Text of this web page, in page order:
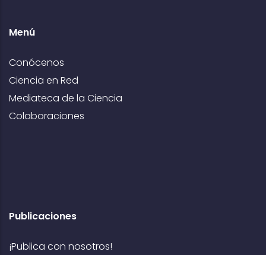
Menú
Conócenos
Ciencia en Red
Mediateca de la Ciencia
Colaboraciones
Publicaciones
¡Publica con nosotros!